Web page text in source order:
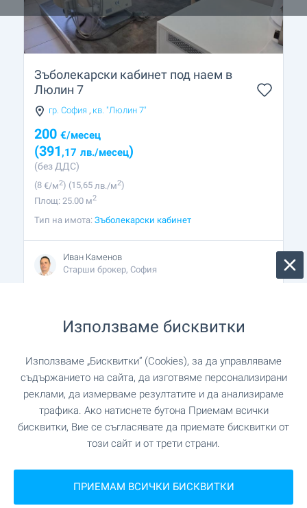
Зъболекарски кабинет под наем в
Люлин 7
гр. София , кв. "Люлин 7"
200 €/месец
(391 ,17 лв./месец)
(без ДДС)
(8 €/м2) (15,65 лв./м2)
Площ: 25.00 м2
Тип на имота: Зъболекарски кабинет
Иван Каменов
Старши брокер, София
Използваме бисквитки
Използваме „Бисквитки“ (Cookies), за да управляваме
съдържанието на сайта, да изготвяме персонализирани
реклами, да измерваме резултатите и да анализираме
трафика. Ако натиснете бутона Приемам всички
бисквитки, Вие се съгласявате да приемате бисквитки от
този сайт и от трети страни.
ПРИЕМАМ ВСИЧКИ БИСКВИТКИ